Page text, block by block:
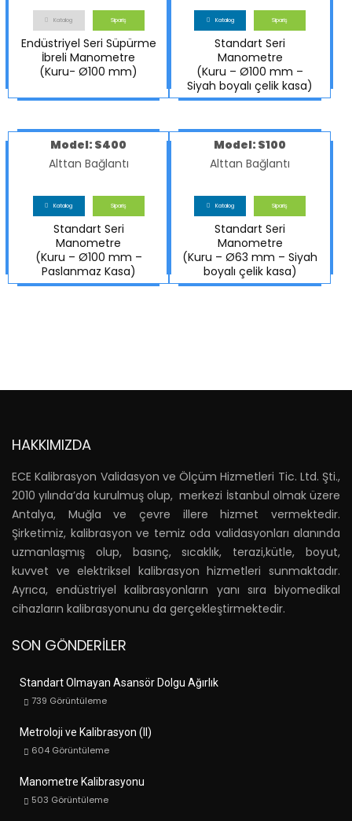
Katalog Sipariş
Endüstriyel Seri Süpürme
İbreli Manometre
(Kuru- Ø100 mm)
Katalog Sipariş
Standart Seri
Manometre
(Kuru – Ø100 mm –
Siyah boyalı çelik kasa)
Model: S400
Alttan Bağlantı
Katalog Sipariş
Standart Seri
Manometre
(Kuru – Ø100 mm –
Paslanmaz Kasa)
Model: S100
Alttan Bağlantı
Katalog Sipariş
Standart Seri
Manometre
(Kuru – Ø63 mm – Siyah
boyalı çelik kasa)
HAKKIMIZDA
ECE Kalibrasyon Validasyon ve Ölçüm Hizmetleri Tic. Ltd. Şti.,
2010 yılında’da kurulmuş olup, merkezi İstanbul olmak üzere
Antalya, Muğla ve çevre illere hizmet vermektedir.
Şirketimiz, kalibrasyon ve temiz oda validasyonları alanında
uzmanlaşmış olup, basınç, sıcaklık, terazi,kütle, boyut,
kuvvet ve elektriksel kalibrasyon hizmetleri sunmaktadır.
Ayrıca, endüstriyel kalibrasyonların yanı sıra biyomedikal
cihazların kalibrasyonunu da gerçekleştirmektedir.
SON GÖNDERILER
Standart Olmayan Asansör Dolgu Ağırlık
739 Görüntüleme
Metroloji ve Kalibrasyon (II)
604 Görüntüleme
Manometre Kalibrasyonu
503 Görüntüleme